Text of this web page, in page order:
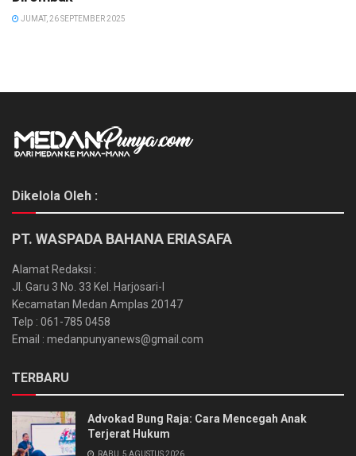
JUMAT, 26 SEPTEMBER 2025
Dikelola Oleh :
PT. WASPADA BAHANA ERIASAFA
Alamat Redaksi :
Jl. Garu 3 No. 33 Kel. Harjosari-I
Kecamatan Medan Amplas 20147
Telp : 061-785 0458
Email : medanpunyanews@gmail.com
TERBARU
Advokad Bung Raja: Cara Mencegah Anak
Terjerat Hukum
RABU, 5 AGUSTUS 2026